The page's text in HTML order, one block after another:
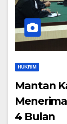
HUKRIM
Mantan
4 Bulan